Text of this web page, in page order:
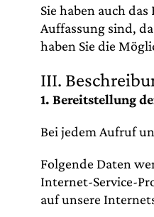
Sie haben auch
Auffassung sind,
haben Sie die
III.
1. Bereitstellung
Bei jedem Aufruf
Folgende Daten
Internet-Service-
auf unsere